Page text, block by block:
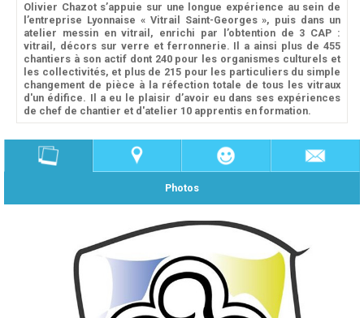
Olivier Chazot s’appuie sur une longue expérience au sein de
l’entreprise Lyonnaise « Vitrail Saint-Georges », puis dans un
atelier messin en vitrail, enrichi par l’obtention de 3 CAP :
vitrail, décors sur verre et ferronnerie. Il a ainsi plus de 455
chantiers à son actif dont 240 pour les organismes culturels et
les collectivités, et plus de 215 pour les particuliers du simple
changement de pièce à la réfection totale de tous les vitraux
d'un édifice. Il a eu le plaisir d’avoir eu dans ses expériences
de chef de chantier et d'atelier 10 apprentis en formation.
Photos